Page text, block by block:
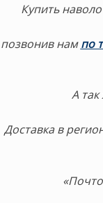
Купить
позвонив нампо
А
Доставка в